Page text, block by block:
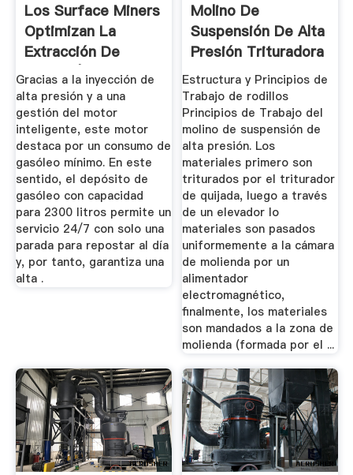
Los Surface Miners
Optimizan La
Extracción De
Carbón | PM ...
Gracias a la inyección de
alta presión y a una
gestión del motor
inteligente, este motor
destaca por un consumo de
gasóleo mínimo. En este
sentido, el depósito de
gasóleo con capacidad
para 2300 litros permite un
servicio 24/7 con solo una
parada para repostar al día
y, por tanto, garantiza una
alta .
Molino De
Suspensión De Alta
Presión Trituradora
De Cono
Estructura y Principios de
Trabajo de rodillos
Principios de Trabajo del
molino de suspensión de
alta presión. Los
materiales primero son
triturados por el triturador
de quijada, luego a través
de un elevador lo
materiales son pasados
uniformemente a la cámara
de molienda por un
alimentador
electromagnético,
finalmente, los materiales
son mandados a la zona de
molienda (formada por el ...